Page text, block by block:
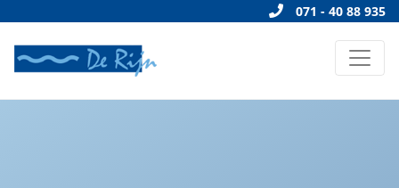
071 - 40 88 935